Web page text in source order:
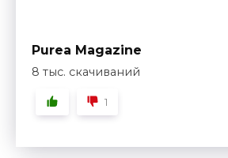
Purea Magazine
8 тыс. скачиваний
1